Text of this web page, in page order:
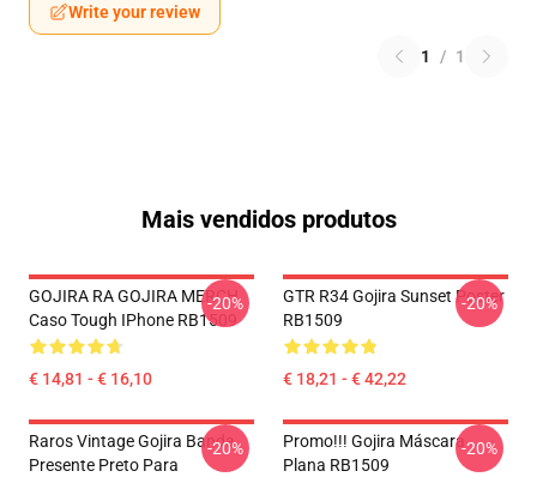
Write your review
1 / 1
Mais vendidos produtos
GOJIRA RA GOJIRA MERCH
Caso Tough IPhone RB1509
€ 14,81 - € 16,10
-20%
GTR R34 Gojira Sunset Poster
RB1509
€ 18,21 - € 42,22
-20%
Raros Vintage Gojira Banda
Presente Preto Para
-20%
Promo!!! Gojira Máscara
Plana RB1509
-20%